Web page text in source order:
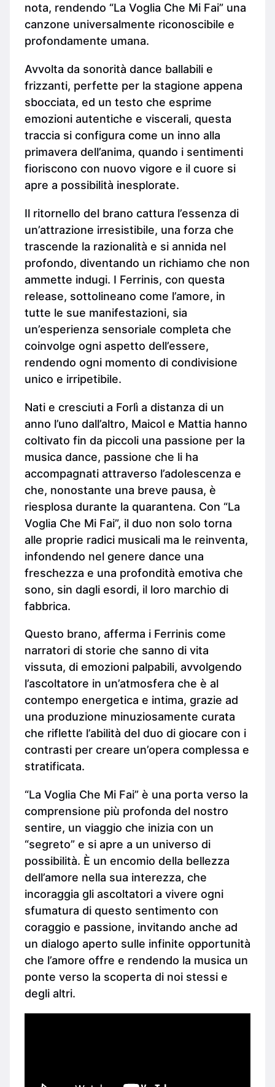
nota, rendendo “La Voglia Che Mi Fai” una
canzone universalmente riconoscibile e
profondamente umana.
Avvolta da sonorità dance ballabili e
frizzanti, perfette per la stagione appena
sbocciata, ed un testo che esprime
emozioni autentiche e viscerali, questa
traccia si configura come un inno alla
primavera dell’anima, quando i sentimenti
fioriscono con nuovo vigore e il cuore si
apre a possibilità inesplorate.
Il ritornello del brano cattura l’essenza di
un’attrazione irresistibile, una forza che
trascende la razionalità e si annida nel
profondo, diventando un richiamo che non
ammette indugi. I Ferrinis, con questa
release, sottolineano come l’amore, in
tutte le sue manifestazioni, sia
un’esperienza sensoriale completa che
coinvolge ogni aspetto dell’essere,
rendendo ogni momento di condivisione
unico e irripetibile.
Nati e cresciuti a Forlì a distanza di un
anno l’uno dall’altro, Maicol e Mattia hanno
coltivato fin da piccoli una passione per la
musica dance, passione che li ha
accompagnati attraverso l’adolescenza e
che, nonostante una breve pausa, è
riesplosa durante la quarantena. Con “La
Voglia Che Mi Fai”, il duo non solo torna
alle proprie radici musicali ma le reinventa,
infondendo nel genere dance una
freschezza e una profondità emotiva che
sono, sin dagli esordi, il loro marchio di
fabbrica.
Questo brano, afferma i Ferrinis come
narratori di storie che sanno di vita
vissuta, di emozioni palpabili, avvolgendo
l’ascoltatore in un’atmosfera che è al
contempo energetica e intima, grazie ad
una produzione minuziosamente curata
che riflette l’abilità del duo di giocare con i
contrasti per creare un’opera complessa e
stratificata.
“La Voglia Che Mi Fai” è una porta verso la
comprensione più profonda del nostro
sentire, un viaggio che inizia con un
“segreto” e si apre a un universo di
possibilità. È un encomio della bellezza
dell’amore nella sua interezza, che
incoraggia gli ascoltatori a vivere ogni
sfumatura di questo sentimento con
coraggio e passione, invitando anche ad
un dialogo aperto sulle infinite opportunità
che l’amore offre e rendendo la musica un
ponte verso la scoperta di noi stessi e
degli altri.